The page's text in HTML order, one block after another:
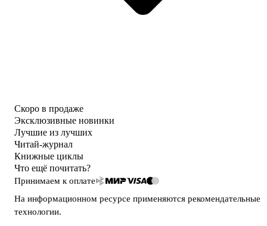
Скоро в продаже
Эксклюзивные новинки
Лучшие из лучших
Читай-журнал
Книжные циклы
Что ещё почитать?
Принимаем к оплате
На информационном ресурсе применяются рекомендательные
технологии.